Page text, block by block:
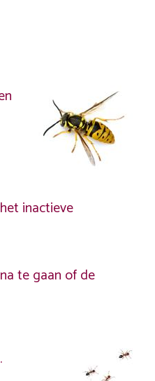
inactieve
te gaan of de